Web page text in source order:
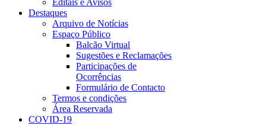
Editais e Avisos
Destaques
Arquivo de Notícias
Espaço Público
Balcão Virtual
Sugestões e Reclamações
Participações de
Ocorrências
Formulário de Contacto
Termos e condições
Área Reservada
COVID-19